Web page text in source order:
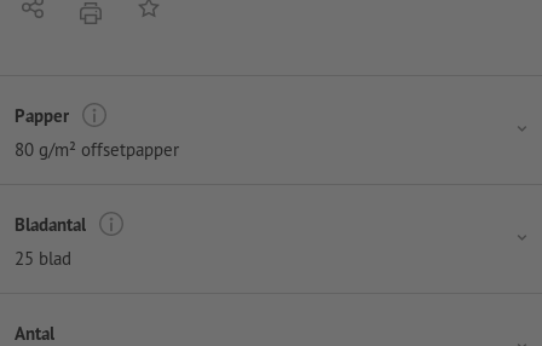
Dela erbjudandePå anteckningslistan
Papper
80 g/m² offsetpapper
Bladantal
25 blad
Antal